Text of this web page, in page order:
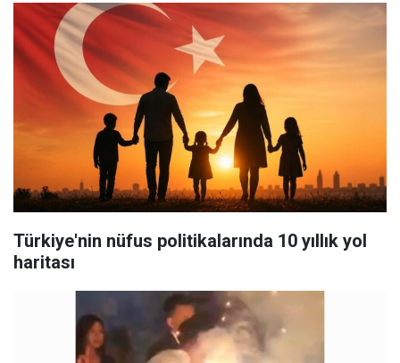
Türkiye'nin nüfus politikalarında 10 yıllık yol
haritası